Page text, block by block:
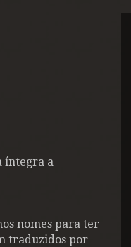
íntegra a
nomes para ter
traduzidos por